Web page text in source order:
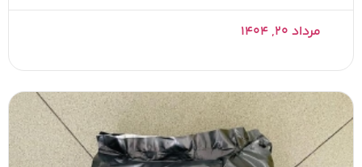
مرداد ۲۰, ۱۴۰۴